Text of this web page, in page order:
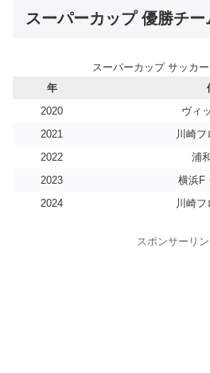
NEXT GENERATION
NEXT GENERATION
スーパーカップ 優勝チー
スーパーカップ サッカ
年
2020
ヴィ
2021
川崎フ
2022
浦
2023
横浜F
2024
川崎フ
スポンサーリン